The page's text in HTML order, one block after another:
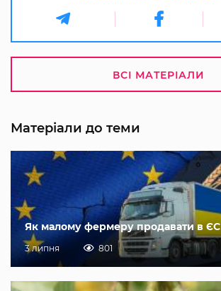
ВСІ МАТЕРІАЛИ
Матеріали до теми
Як малому фермеру продавати в ЄС
3 липня 801